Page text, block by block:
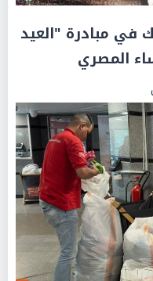
في مبادرة "العيد
المصري